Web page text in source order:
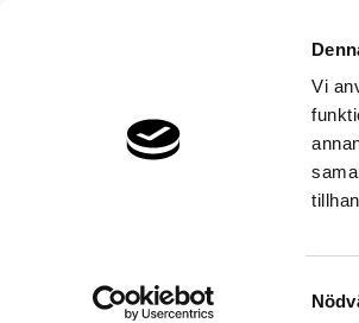
Vi
Vi ger dig gärna goda råd - helt kostnadsfritt.
Vi hjälper dig att räkna ut mycket du kan